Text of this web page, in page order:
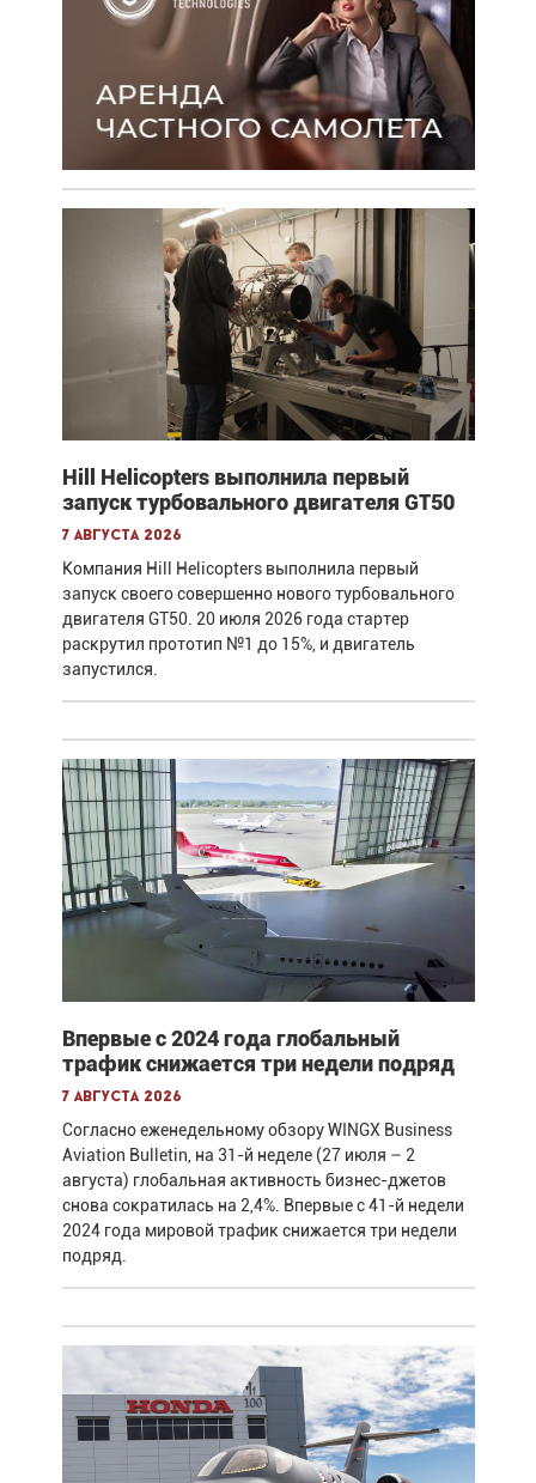
Hill Helicopters выполнила первый
запуск турбовального двигателя GT50
7 августа 2026
Компания Hill Helicopters выполнила первый
запуск своего совершенно нового турбовального
двигателя GT50. 20 июля 2026 года стартер
раскрутил прототип №1 до 15%, и двигатель
запустился.
Впервые с 2024 года глобальный
трафик снижается три недели подряд
7 августа 2026
Согласно еженедельному обзору WINGX Business
Aviation Bulletin, на 31-й неделе (27 июля – 2
августа) глобальная активность бизнес-джетов
снова сократилась на 2,4%. Впервые с 41-й недели
2024 года мировой трафик снижается три недели
подряд.